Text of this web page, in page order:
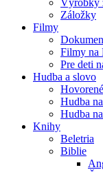
Výrobky
Záložky
Filmy
Filmy na
Pre deti
Hudba a slovo
Hudba
Hudba
Knihy
Beletria
Biblie